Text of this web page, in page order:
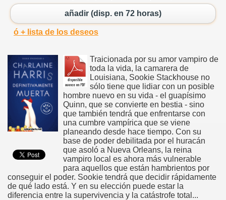
añadir (disp. en 72 horas)
ó + lista de los deseos
Traicionada por su amor vampiro de
toda la vida, la camarera de
Louisiana, Sookie Stackhouse no
sólo tiene que lidiar con un posible
hombre nuevo en su vida - el guapísimo
Quinn, que se convierte en bestia - sino
que también tendrá que enfrentarse con
una cumbre vampírica que se viene
planeando desde hace tiempo. Con su
base de poder debilitada por el huracán
que asoló a Nueva Orleans, la reina
vampiro local es ahora más vulnerable
para aquellos que están hambrientos por
conseguir el poder. Sookie tendrá que decidir rápidamente
de qué lado está. Y en su elección puede estar la
diferencia entre la supervivencia y la catástrofe total...